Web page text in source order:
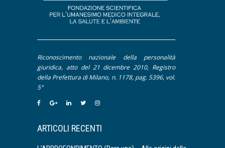
Riconoscimento nazionale della personalità
giuridica, atto del 21 dicembre 2010, Registro
della Prefettura di Milano, n. 1178, pag. 5396, vol.
5°
ARTICOLI RECENTI